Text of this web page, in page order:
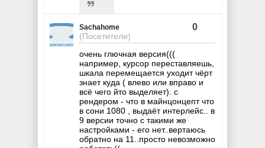
Sachahome
(Посетители)
0
очень глючная версия(((
например, курсор переставляешь,
шкала перемещается уходит чёрт
знает куда ( влево или вправо и
всё чего йто выделяет). с
рендером - что в майнцонцепт что
в сони 1080 , выдаёт интерлейс.. в
9 версии точно с такими же
настройками - его нет..вертаюсь
обратно на 11..просто невозможно